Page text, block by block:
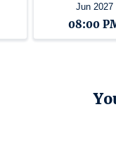
Jun 2027
08:00